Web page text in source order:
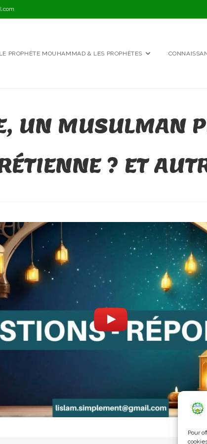
Pour
LE PROPHÈTE MOUHAMMAD & LES PROPHÈTES
UN MUSULMAN
? ET